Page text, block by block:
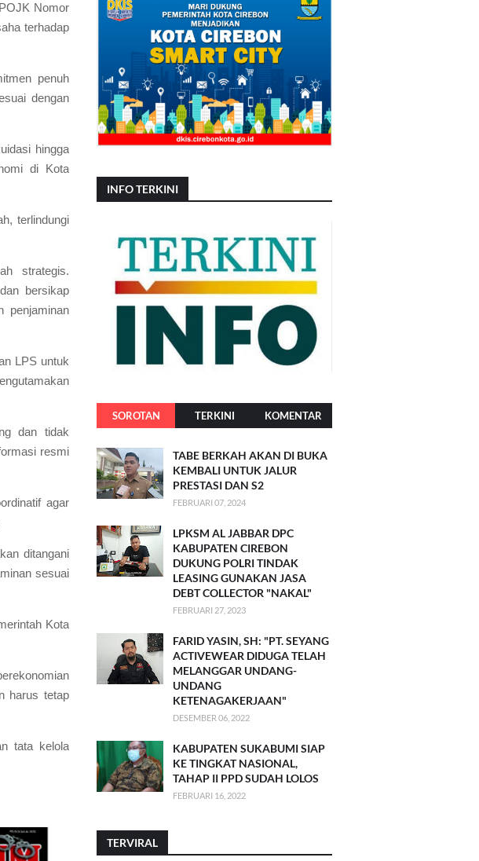
Nomor
terhadap
penuh
dengan
hingga
di Kota
terlindungi
strategis.
bersikap
penjaminan
LPS untuk
dan tidak
resmi
agar
ditangani
sesuai
Kota
harus tetap
tata kelola
INFO TERKINI
SOROTAN TERKINI KOMENTAR
TABE BERKAH AKAN DI BUKA
KEMBALI UNTUK JALUR
PRESTASI DAN S2
FEBRUARI 07, 2024
LPKSM AL JABBAR DPC
KABUPATEN CIREBON
DUKUNG POLRI TINDAK
LEASING GUNAKAN JASA
DEBT COLLECTOR "NAKAL"
FEBRUARI 27, 2023
FARID YASIN, SH: "PT. SEYANG
ACTIVEWEAR DIDUGA TELAH
MELANGGAR UNDANG-
UNDANG
KETENAGAKERJAAN"
DESEMBER 06, 2022
KABUPATEN SUKABUMI SIAP
KE TINGKAT NASIONAL,
TAHAP II PPD SUDAH LOLOS
FEBRUARI 16, 2022
TERVIRAL